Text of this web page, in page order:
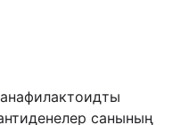
санының